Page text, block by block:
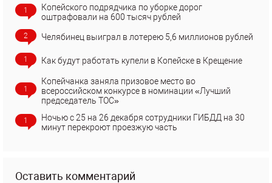
1
Копейского подрядчика по уборке дорог
оштрафовали на 600 тысяч рублей
2 Челябинец выиграл в лотерею 5,6 миллионов рублей
1 Как будут работать купели в Копейске в Крещение
1
Копейчанка заняла призовое место во
всероссийском конкурсе в номинации «Лучший
председатель ТОС»
1
Ночью с 25 на 26 декабря сотрудники ГИБДД на 30
минут перекроют проезжую часть
Оставить комментарий